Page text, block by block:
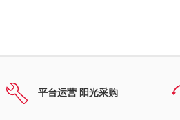
平台运营 阳光采购